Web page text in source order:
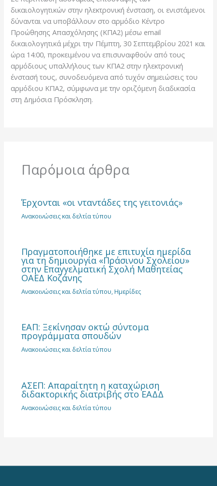
δικαιολογητικών στην ηλεκτρονική ένσταση, οι ενιστάμενοι
δύνανται να υποβάλλουν στο αρμόδιο Κέντρο
Προώθησης Απασχόλησης (ΚΠΑ2) μέσω email
δικαιολογητικά μέχρι την Πέμπτη, 30 Σεπτεμβρίου 2021 και
ώρα 14:00, προκειμένου να επισυναφθούν από τους
αρμόδιους υπαλλήλους των ΚΠΑ2 στην ηλεκτρονική
ένστασή τους, συνοδευόμενα από τυχόν σημειώσεις του
αρμόδιου ΚΠΑ2, σύμφωνα με την οριζόμενη διαδικασία
στη Δημόσια Πρόσκληση.
Παρόμοια άρθρα
Έρχονται «οι νταντάδες της γειτονιάς»
Ανακοινώσεις και δελτία τύπου
Πραγματοποιήθηκε με επιτυχία ημερίδα
για τη δημιουργία «Πράσινου Σχολείου»
στην Επαγγελματική Σχολή Μαθητείας
ΟΑΕΔ Κοζάνης
Ανακοινώσεις και δελτία τύπου,Ημερίδες
ΕΑΠ: Ξεκίνησαν οκτώ σύντομα
προγράμματα σπουδών
Ανακοινώσεις και δελτία τύπου
ΑΣΕΠ: Απαραίτητη η καταχώριση
διδακτορικής διατριβής στο ΕΑΔΔ
Ανακοινώσεις και δελτία τύπου